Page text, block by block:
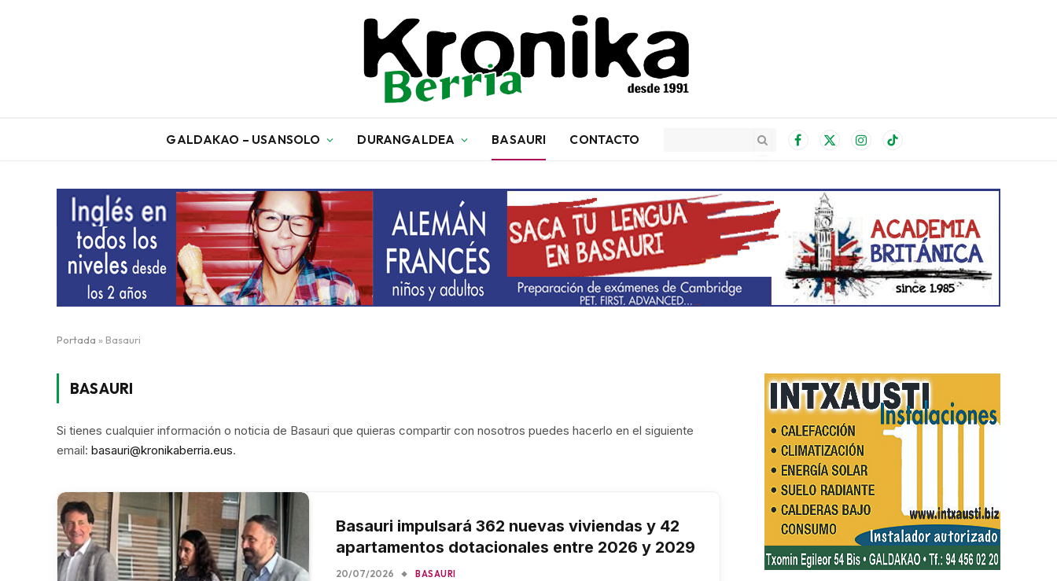
GALDAKAO – USANSOLO DURANGALDEA BASAURI CONTACTO Facebook
X
InstagramTikTok
Portada » Basauri
BASAURI
Si tienes cualquier información o noticia de Basauri que quieras compartir con nosotros puedes hacerlo en el siguiente
email: basauri@kronikaberria.eus.
Basauri impulsará 362 nuevas viviendas y 42
apartamentos dotacionales entre 2026 y 2029
20/07/2026 BASAURI